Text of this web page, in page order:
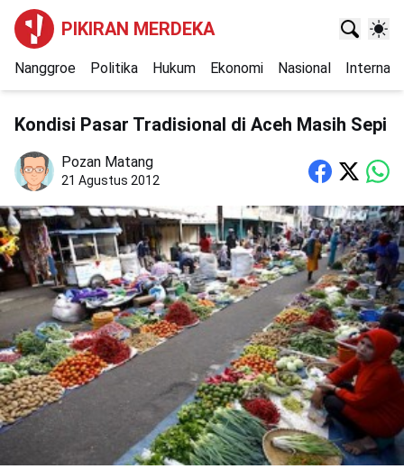
PIKIRAN MERDEKA
Nanggroe Politika Hukum Ekonomi Nasional
Kondisi Pasar Tradisional di Aceh Masih Sepi
Pozan Matang
21 Agustus 2012